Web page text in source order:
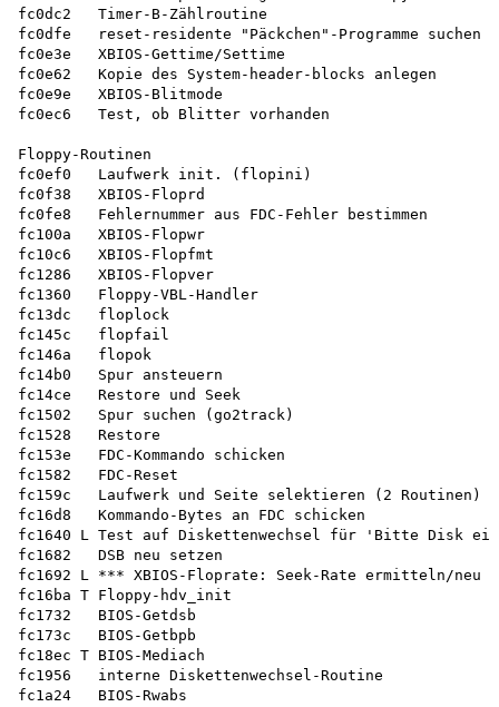
fc0dc2   Timer-B-Zählroutine
fc0dfe   reset-residente "Päckchen"-Programme suchen
fc0e3e   XBIOS-Gettime/Settime
fc0e62   Kopie des System-header-blocks anlegen
fc0e9e   XBIOS-Blitmode
fc0ec6   Test, ob Blitter vorhanden
Floppy-Routinen
fc0ef0   Laufwerk init. (flopini)
fc0f38   XBIOS-Floprd
fc0fe8   Fehlernummer aus FDC-Fehler bestimmen
fc100a   XBIOS-Flopwr
fc10c6   XBIOS-Flopfmt
fc1286   XBIOS-Flopver
fc1360   Floppy-VBL-Handler
fc13dc   floplock
fc145c   flopfail
fc146a   flopok
fc14b0   Spur ansteuern
fc14ce   Restore und Seek
fc1502   Spur suchen (go2track)
fc1528   Restore
fc153e   FDC-Kommando schicken
fc1582   FDC-Reset
fc159c   Laufwerk und Seite selektieren (2 Routinen)
fc16d8   Kommando-Bytes an FDC schicken
fc1640 L Test auf Diskettenwechsel für 'Bitte Disk
fc1682   DSB neu setzen
fc1692 L *** XBIOS-Floprate: Seek-Rate ermitteln/
fc16ba T Floppy-hdv_init
fc1732   BIOS-Getdsb
fc173c   BIOS-Getbpb
fc18ec T BIOS-Mediach
fc1956   interne Diskettenwechsel-Routine
fc1a24   BIOS-Rwabs